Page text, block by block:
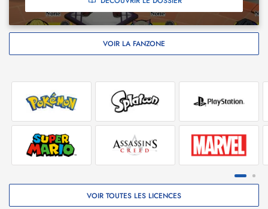
VOIR LA FANZONE
VOIR TOUTES LES LICENCES